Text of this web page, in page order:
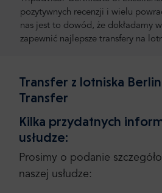
pozytywnych recenzji i wielu
nas jest to dowód, że dokładamy
zapewnić najlepsze transfery na
Transfer z lotniska
Transfer
Kilka przydatnych
usłudze:
Prosimy o podanie
naszej usłudze: